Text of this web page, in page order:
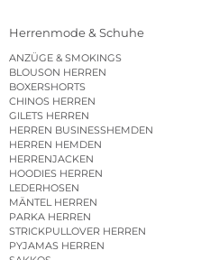
Herrenmode & Schuhe
ANZÜGE & SMOKINGS
BLOUSON HERREN
BOXERSHORTS
CHINOS HERREN
GILETS HERREN
HERREN BUSINESSHEMDEN
HERREN HEMDEN
HERRENJACKEN
HOODIES HERREN
LEDERHOSEN
MÄNTEL HERREN
PARKA HERREN
STRICKPULLOVER HERREN
PYJAMAS HERREN